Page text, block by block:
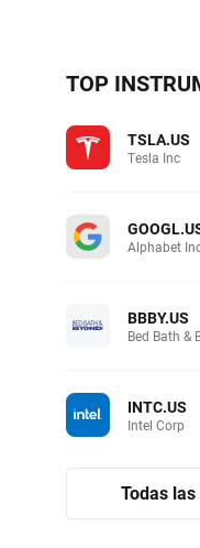
TOP
TSLA.US
Tesla Inc
Alphabet
BBBY.US
Bed Bath &
INTC.US
Intel Corp
Todas